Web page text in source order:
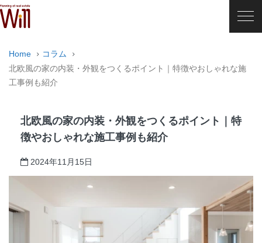
Home
コラム
北欧風の家の内装・外観をつくるポイント｜特徴やおしゃれな施
工事例も紹介
北欧風の家の内装・外観をつくるポイント｜特
徴やおしゃれな施工事例も紹介
2024年11月15日